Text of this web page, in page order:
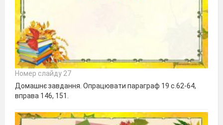
Номер слайду 27
Домашнє завдання. Опрацювати параграф 19 с.62-64,
вправа 146, 151.